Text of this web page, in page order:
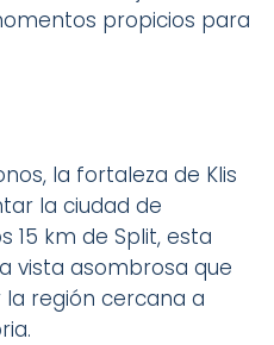
propicios para
la fortaleza de Klis
la ciudad de
15 km de Split, esta
vista asombrosa que
región cercana a